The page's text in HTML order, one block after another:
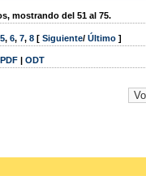
mostrando del 51 al 75.
5, 6, 7, 8 [ Siguiente/ Último ]
PDF | ODT